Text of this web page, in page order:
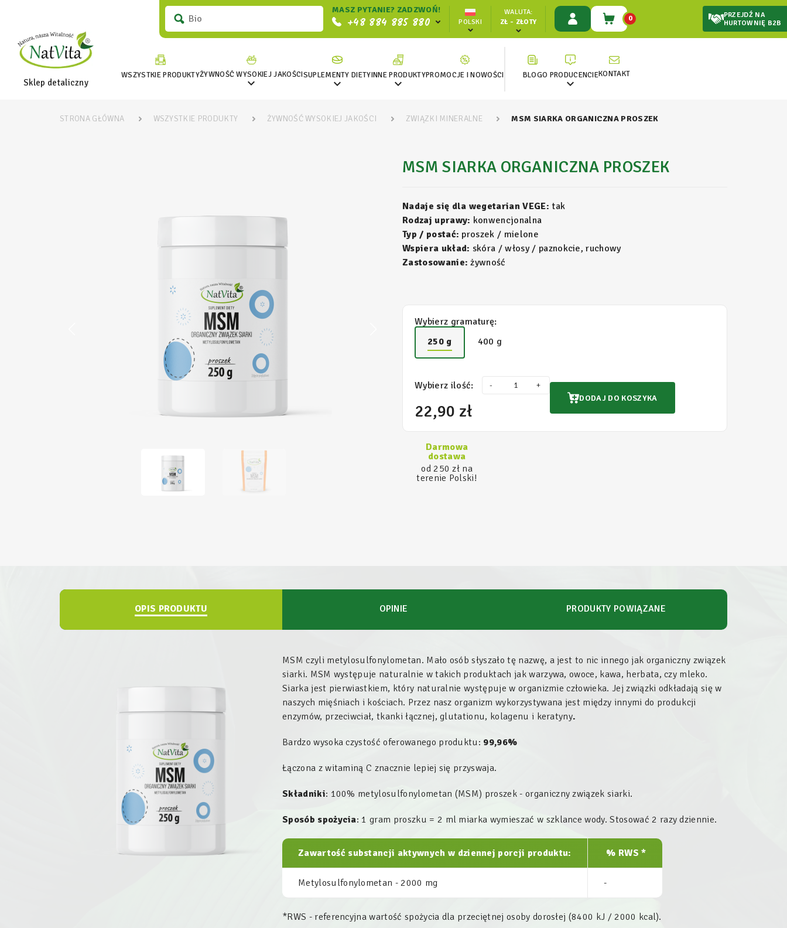
Sklep detaliczny
MASZ PYTANIE? ZADZWOŃ!
+48 884 885 880 POLSKI
WALUTA:
ZŁ - ZŁOTY
0
PRZEJDŹ NA
HURTOWNIĘ B2B
WSZYSTKIE PRODUKTYŻYWNOŚĆ WYSOKIEJ JAKOŚCI

SUPLEMENTY DIETY

INNE PRODUKTY

PROMOCJE I NOWOŚCI BLOGO PRODUCENCIE

KONTAKT
STRONA GŁÓWNA WSZYSTKIE PRODUKTY ŻYWNOŚĆ WYSOKIEJ JAKOŚCI ZWIĄZKI MINERALNE MSM SIARKA ORGANICZNA PROSZEK
MSM SIARKA ORGANICZNA PROSZEK
Nadaje się dla wegetarian VEGE: tak
Rodzaj uprawy: konwencjonalna
Typ / postać: proszek / mielone
Wspiera układ: skóra / włosy / paznokcie, ruchowy
Zastosowanie: żywność
Wybierz gramaturę:
250 g
400 g
Wybierz ilość: - +
22,90 zł
DODAJ DO KOSZYKA
Darmowa
dostawa
od 250 zł na
terenie Polski!
OPIS PRODUKTU OPINIE PRODUKTY POWIĄZANE
MSM czyli metylosulfonylometan. Mało osób słyszało tę nazwę, a jest to nic innego jak organiczny związek
siarki. MSM występuje naturalnie w takich produktach jak warzywa, owoce, kawa, herbata, czy mleko.
Siarka jest pierwiastkiem, który naturalnie występuje w organizmie człowieka. Jej związki odkładają się w
naszych mięśniach i kościach. Przez nasz organizm wykorzystywana jest między innymi do produkcji
enzymów, przeciwciał, tkanki łącznej, glutationu, kolagenu i keratyny.
Bardzo wysoka czystość oferowanego produktu: 99,96%
Łączona z witaminą C znacznie lepiej się przyswaja.
Składniki: 100% metylosulfonylometan (MSM) proszek - organiczny związek siarki.
Sposób spożycia: 1 gram proszku = 2 ml miarka wymieszać w szklance wody. Stosować 2 razy dziennie.
Zawartość substancji aktywnych w dziennej porcji produktu: % RWS *
Metylosulfonylometan - 2000 mg -
*RWS - referencyjna wartość spożycia dla przeciętnej osoby dorosłej (8400 kJ / 2000 kcal).